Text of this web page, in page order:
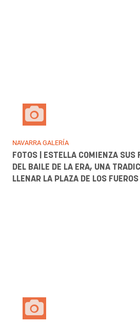
NAVARRA GALERÍA
FOTOS | NAVARRABIOMED
EXIGE MEJORES CONDICIONES
PLANTILLA
ACTUALIDAD GALERÍA